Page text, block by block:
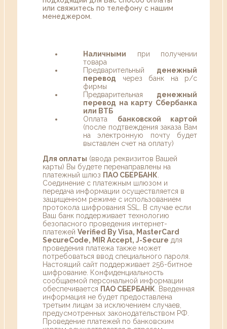
или свяжитесь по телефону с нашим
менеджером.
Наличными при получении
товара
Предварительный денежный
перевод через банк на р/с
фирмы
Предварительная денежный
перевод на карту Сбербанка
или ВТБ
Оплата банковской картой
(после подтвеждения заказа Вам
на электронную почту будет
выставлен счет на оплату)
Для оплаты (ввода реквизитов Вашей
карты) Вы будете перенаправлены на
платежный шлюз ПАО СБЕРБАНК
Соединение с платежным шлюзом и
передача информации осуществляется в
защищенном режиме с использованием
протокола шифрования SSL. В случае если
Ваш банк поддерживает технологию
безопасного проведения интернет-
платежей Verified By Visa, MasterCard
SecureCode, MIR Accept, J-Secure для
проведения платежа также может
потребоваться ввод специального пароля.
Настоящий сайт поддерживает 256-битное
шифрование. Конфиденциальность
сообщаемой персональной информации
обеспечивается ПАО СБЕРБАНК . Введенная
информация не будет предоставлена
третьим лицам за исключением случаев,
предусмотренных законодательством РФ.
Проведение платежей по банковским